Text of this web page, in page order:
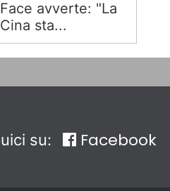
Face avverte: "La
Cina sta...
su: Facebook